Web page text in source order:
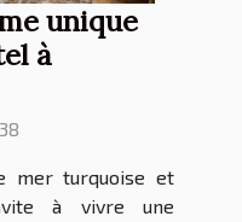
unique
à
mer turquoise et
à vivre une